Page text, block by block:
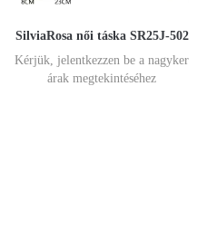
SilviaRosa női táska SR25J-502
Kérjük, jelentkezzen be a nagyker
árak megtekintéséhez